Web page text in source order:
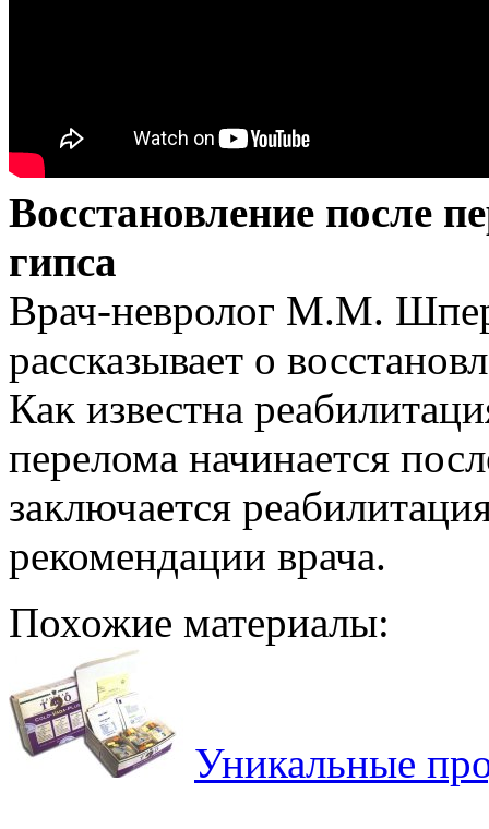
Восстановление после
гипса
Врач-невролог М.М.
рассказывает о
Как известна
перелома начинается
заключается
рекомендации врача.
Похожие материалы:
Уникальные